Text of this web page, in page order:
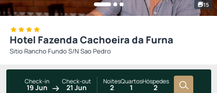
15
Hotel Fazenda Cachoeira da Furna
Sitio Rancho Fundo S/N Sao Pedro
Check-in
19 Jun
Check-out
21 Jun
Noites
2
Quartos
1
Hóspedes
2